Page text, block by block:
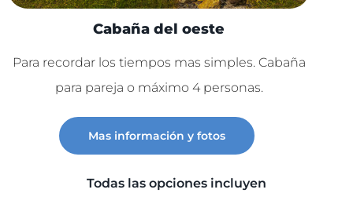
Cabaña del oeste
Para recordar los tiempos mas simples. Cabaña
para pareja o máximo 4 personas.
Mas información y fotos
Todas las opciones incluyen